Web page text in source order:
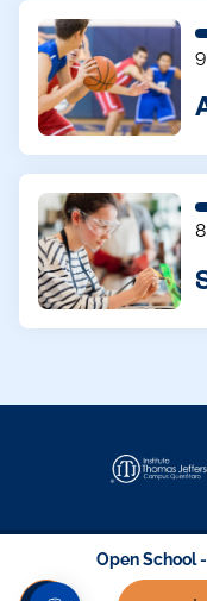
Open School